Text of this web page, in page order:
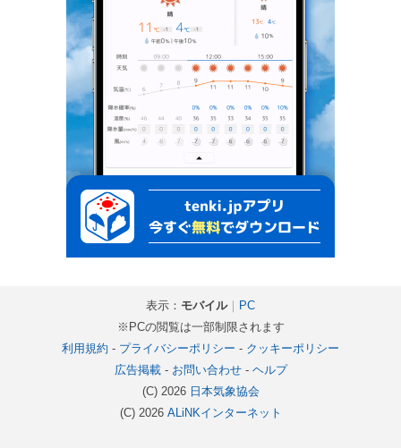
表示： モバイル｜ PC
※PCの閲覧は一部制限されます
利用規約 - プライバシーポリシー - クッキーポリシー
広告掲載- お問い合わせ- ヘルプ
(C) 2026 日本気象協会
(C) 2026 ALiNKインターネット